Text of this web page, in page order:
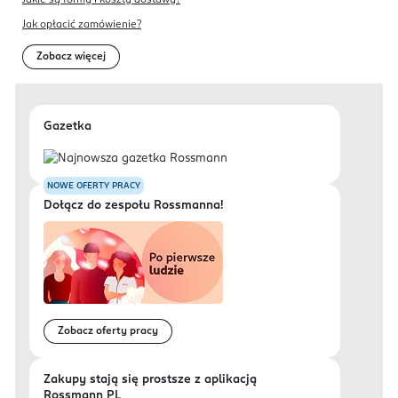
Jak opłacić zamówienie?
Zobacz więcej
Gazetka
NOWE OFERTY PRACY
Dołącz do zespołu Rossmanna!
Zobacz oferty pracy
Zakupy stają się prostsze z aplikacją
Rossmann PL